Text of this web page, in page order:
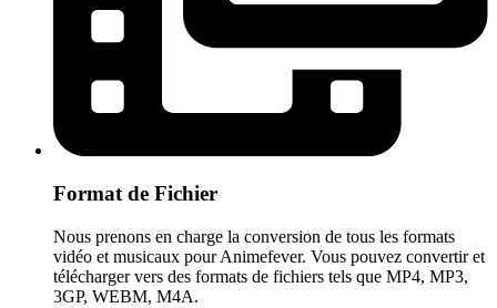
Format de Fichier
Nous prenons en charge la conversion de tous les formats
vidéo et musicaux pour Animefever. Vous pouvez convertir et
télécharger vers des formats de fichiers tels que MP4, MP3,
3GP, WEBM, M4A.